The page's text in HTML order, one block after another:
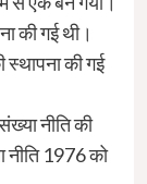
की गई थी।
स्थापना की गई
नीति की
नीति 1976 को